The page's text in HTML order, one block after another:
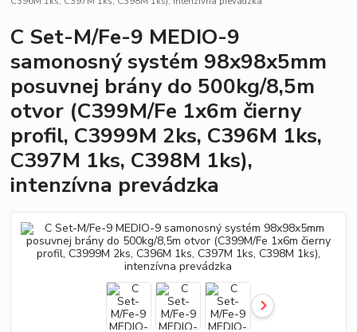
C Set-M/Fe-9 MEDIO-9
samonosný systém 98x98x5mm
posuvnej brány do 500kg/8,5m
otvor (C399M/Fe 1x6m čierny
profil, C3999M 2ks, C396M 1ks,
C397M 1ks, C398M 1ks),
intenzívna prevádzka